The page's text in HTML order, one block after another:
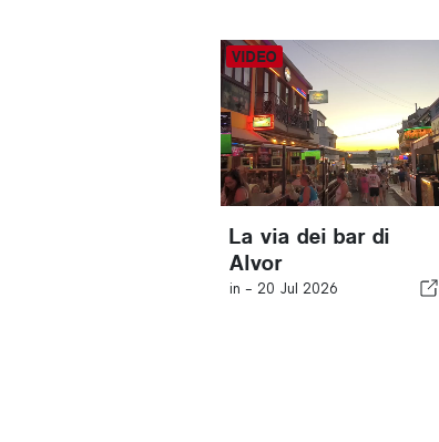
La via dei bar di
Alvor
in - 20 Jul 2026